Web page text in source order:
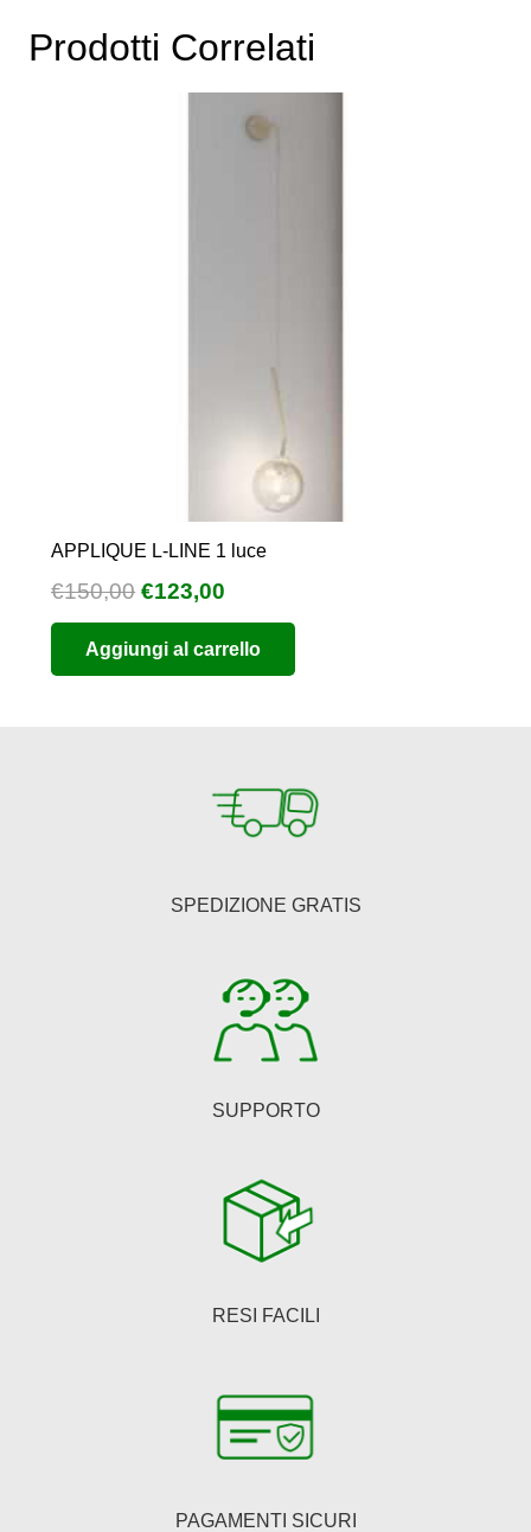
Prodotti Correlati
APPLIQUE L-LINE 1 luce
€150,00 Il
prezzo
originale
era:
€123,00
prezzo
attuale
è:
Aggiungi al carrello
SPEDIZIONE GRATIS
SUPPORTO
RESI FACILI
PAGAMENTI SICURI